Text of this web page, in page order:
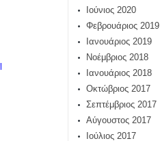
Ιούνιος 2020
Φεβρουάριος 2019
Ιανουάριος 2019
Νοέμβριος 2018
Ιανουάριος 2018
Οκτώβριος 2017
Σεπτέμβριος 2017
Αύγουστος 2017
Ιούλιος 2017